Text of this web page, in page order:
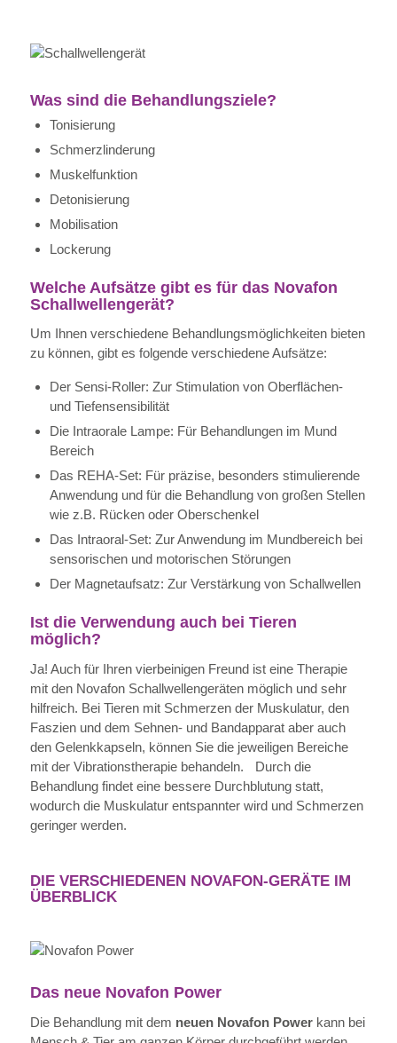
Was sind die Behandlungsziele?
Tonisierung
Schmerzlinderung
Muskelfunktion
Detonisierung
Mobilisation
Lockerung
Welche Aufsätze gibt es für das Novafon
Schallwellengerät?
Um Ihnen verschiedene Behandlungsmöglichkeiten bieten
zu können, gibt es folgende verschiedene Aufsätze:
Der Sensi-Roller: Zur Stimulation von Oberflächen-
und Tiefensensibilität
Die Intraorale Lampe: Für Behandlungen im Mund
Bereich
Das REHA-Set: Für präzise, besonders stimulierende
Anwendung und für die Behandlung von großen Stellen
wie z.B. Rücken oder Oberschenkel
Das Intraoral-Set: Zur Anwendung im Mundbereich bei
sensorischen und motorischen Störungen
Der Magnetaufsatz: Zur Verstärkung von Schallwellen
Ist die Verwendung auch bei Tieren
möglich?
Ja! Auch für Ihren vierbeinigen Freund ist eine Therapie
mit den Novafon Schallwellengeräten möglich und sehr
hilfreich. Bei Tieren mit Schmerzen der Muskulatur, den
Faszien und dem Sehnen- und Bandapparat aber auch
den Gelenkkapseln, können Sie die jeweiligen Bereiche
mit der Vibrationstherapie behandeln. Durch die
Behandlung findet eine bessere Durchblutung statt,
wodurch die Muskulatur entspannter wird und Schmerzen
geringer werden.
DIE VERSCHIEDENEN NOVAFON-GERÄTE IM
ÜBERBLICK
Das neue Novafon Power
Die Behandlung mit dem neuen Novafon Powerkann bei